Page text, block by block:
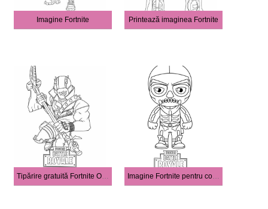
Imagine Fortnite Printează imaginea Fortnite
Tipărire gratuită Fortnite Outline Imagine Fortnite pentru copii